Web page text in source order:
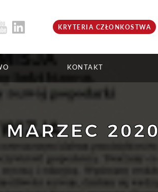
KRYTERIA CZŁONKOSTWA
KONTAKT
2020